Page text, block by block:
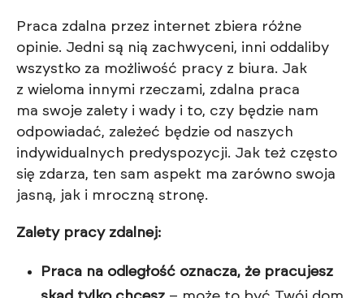
Praca zdalna przez internet zbiera różne
opinie. Jedni są nią zachwyceni, inni oddaliby
wszystko za możliwość pracy z biura. Jak
z wieloma innymi rzeczami, zdalna praca
ma swoje zalety i wady i to, czy będzie nam
odpowiadać, zależeć będzie od naszych
indywidualnych predyspozycji. Jak też często
się zdarza, ten sam aspekt ma zarówno swoja
jasną, jak i mroczną stronę.
Zalety pracy zdalnej:
Praca na odległość oznacza, że pracujesz